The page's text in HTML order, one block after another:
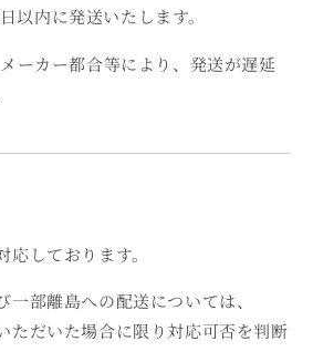
以内に発送いたします。
ーカー都合等により、発送が遅延
しております。
一部離島への配送については、
ただいた場合に限り対応可否を判断